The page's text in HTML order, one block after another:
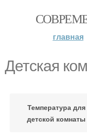
главная
Детская
Температура для
детской комнаты